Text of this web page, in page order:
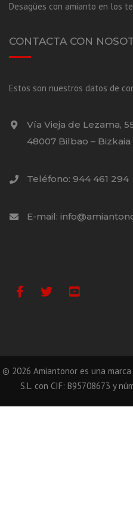
Desagües con amianto en los
CONTACTA CON
Estos son nuestros datos de
Vía Vieja de Lezama,
48007 Bilbao – Bizkaia
Teléfono: 944 461 294
E-mail:
Facebook
TwitterYoutube
© 2026 Amiantonor es una
S.L. con CIF: B95708673 y